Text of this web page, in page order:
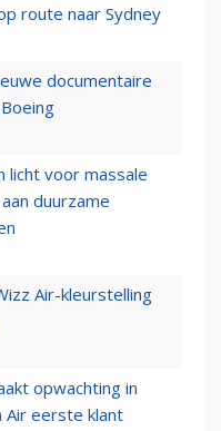
route naar Sydney
documentaire
licht voor massale
duurzame
Air-kleurstelling
opwachting in
Air eerste klant